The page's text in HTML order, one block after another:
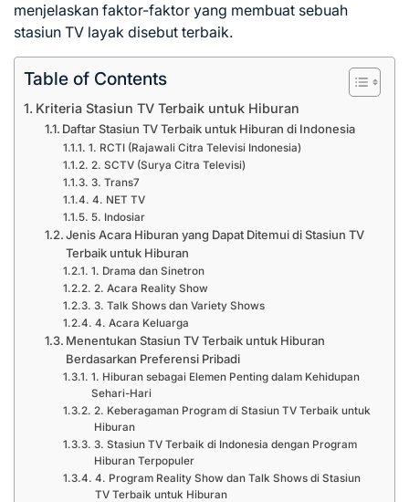
menjelaskan faktor-faktor yang membuat sebuah
stasiun TV layak disebut terbaik.
Table of Contents
Kriteria Stasiun TV Terbaik untuk Hiburan
Daftar Stasiun TV Terbaik untuk Hiburan di Indonesia
1. RCTI (Rajawali Citra Televisi Indonesia)
2. SCTV (Surya Citra Televisi)
3. Trans7
4. NET TV
5. Indosiar
Jenis Acara Hiburan yang Dapat Ditemui di Stasiun TV
Terbaik untuk Hiburan
1. Drama dan Sinetron
2. Acara Reality Show
3. Talk Shows dan Variety Shows
4. Acara Keluarga
Menentukan Stasiun TV Terbaik untuk Hiburan
Berdasarkan Preferensi Pribadi
1. Hiburan sebagai Elemen Penting dalam Kehidupan
Sehari-Hari
2. Keberagaman Program di Stasiun TV Terbaik untuk
Hiburan
3. Stasiun TV Terbaik di Indonesia dengan Program
Hiburan Terpopuler
4. Program Reality Show dan Talk Shows di Stasiun
TV Terbaik untuk Hiburan